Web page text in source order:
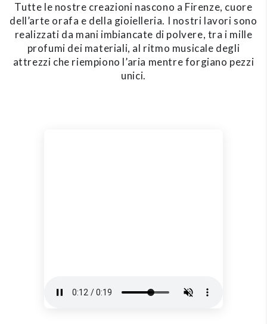
Tutte le nostre creazioni nascono a Firenze, cuore
dell’arte orafa e della gioielleria. I nostri lavori sono
realizzati da mani imbiancate di polvere, tra i mille
profumi dei materiali, al ritmo musicale degli
attrezzi che riempiono l’aria mentre forgiano pezzi
unici.